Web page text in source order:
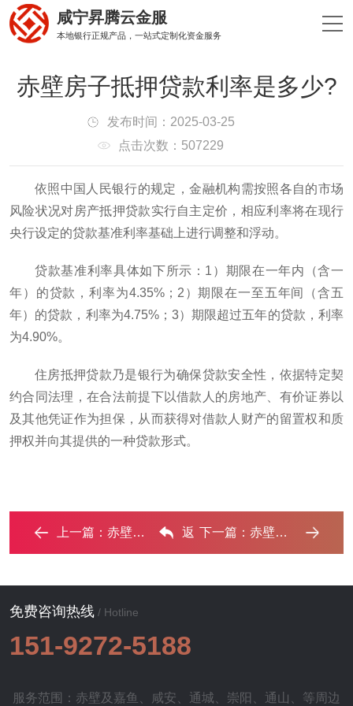
咸宁昇腾云金服
本地银行正规产品，一站式定制化资金服务
赤壁房子抵押贷款利率是多少?
发布时间：2025-03-25
点击次数：507229
依照中国人民银行的规定，金融机构需按照各自的市场
风险状况对房产抵押贷款实行自主定价，相应利率将在现行
央行设定的贷款基准利率基础上进行调整和浮动。
贷款基准利率具体如下所示：1）期限在一年内（含一
年）的贷款，利率为4.35%；2）期限在一至五年间（含五
年）的贷款，利率为4.75%；3）期限超过五年的贷款，利率
为4.90%。
住房抵押贷款乃是银行为确保贷款安全性，依据特定契
约合同法理，在合法前提下以借款人的房地产、有价证券以
及其他凭证作为担保，从而获得对借款人财产的留置权和质
押权并向其提供的一种贷款形式。
上一篇： 赤壁房产抵押贷款还不起银行怎么处理? ...‌ 返 下一篇：赤壁房屋抵押银行贷款一般可以贷多少钱? ...‌
免费咨询热线 / Hotline
151-9272-5188
服务范围：赤壁及 嘉鱼 咸安 通城 崇阳 通山 、等周边